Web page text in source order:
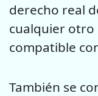
derecho real
cualquier
compatible
También se